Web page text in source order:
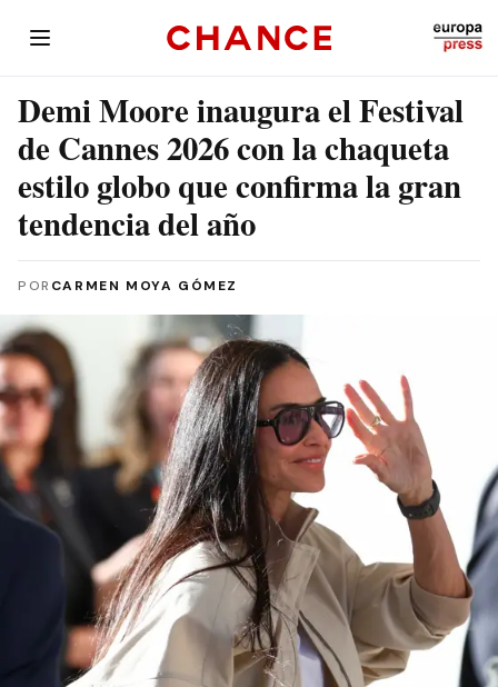
Demi Moore inaugura el Festival
de Cannes 2026 con la chaqueta
estilo globo que confirma la gran
tendencia del año
POR CARMEN MOYA GÓMEZ